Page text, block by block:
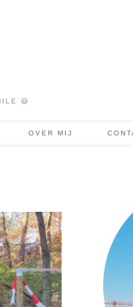
😃
OVER MIJ